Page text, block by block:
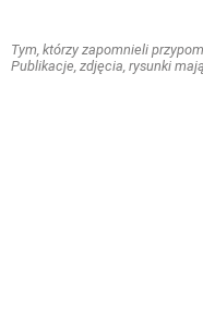
Tym, którzy zapomnieli
Publikacje, zdjęcia, rysunki